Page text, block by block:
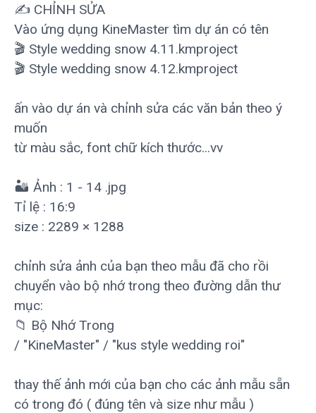
✍ CHỈNH SỬA
Vào ứng dụng KineMaster tìm dự án có tên
🎬 Style wedding snow 4.11.kmproject
🎬 Style wedding snow 4.12.kmproject
ấn vào dự án và chỉnh sửa các văn bản theo ý
muốn
từ màu sắc, font chữ kích thước...vv
🏜 Ảnh : 1 - 14 .jpg
Tỉ lệ : 16:9
size : 2289 × 1288
chỉnh sửa ảnh của bạn theo mẫu đã cho rồi
chuyển vào bộ nhớ trong theo đường dẫn thư
mục:
📁 Bộ Nhớ Trong
/ "KineMaster" / "kus style wedding roi"
thay thế ảnh mới của bạn cho các ảnh mẫu sẵn
có trong đó ( đúng tên và size như mẫu )